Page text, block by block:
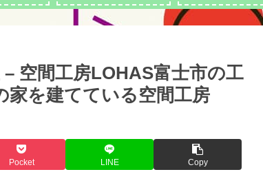
空間工房LOHAS富士市の工
家を建てている空間工房
Pocket LINE Copy